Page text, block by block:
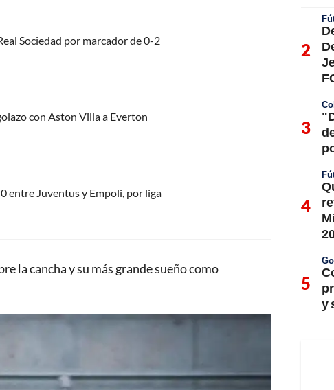
Sociedad por marcador de 0-2
con Aston Villa a Everton
entre Juventus y Empoli, por liga
la cancha y su más grande sueño como
y